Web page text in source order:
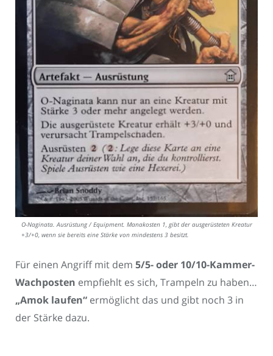
O-Naginata. Ausrüstung / Equipment. Manakosten 1, gibt der ausgerüsteten Kreatur
+3/+0, wenn sie bereits eine Stärke von mindestens 3 besitzt.
Für einen Angriff mit dem 5/5- oder 10/10-Kammer-
Wachposten empfiehlt es sich, Trampeln zu haben…
„Amok laufen“ ermöglicht das und gibt noch 3 in
der Stärke dazu.